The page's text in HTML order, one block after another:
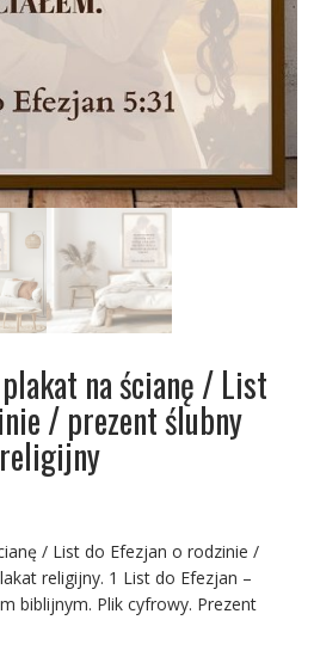
na ścianę / List
/ prezent ślubny
/ List do Efezjan o rodzinie /
religijny. 1 List do Efezjan –
biblijnym. Plik cyfrowy. Prezent